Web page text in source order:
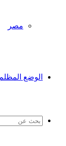
مصر
الوضع المظلم